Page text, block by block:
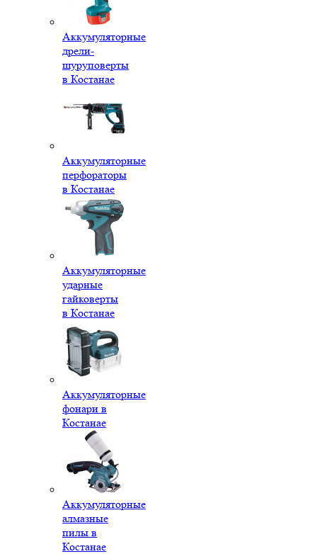
Аккумуляторные
дрели-
шуруповерты
в Костанае
Аккумуляторные
перфораторы
в Костанае
Аккумуляторные
ударные
гайковерты
в Костанае
Аккумуляторные
фонари в
Костанае
Аккумуляторные
алмазные
пилы в
Костанае